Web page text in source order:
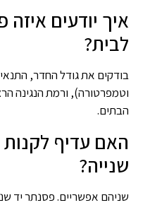
איך יודעים
לבית?
בודקים את גודל החדר,
וטמפרטורה), ורמת הנגינה
הבתים.
האם עדיף
שנייה?
שניהם אפשריים. פסנתר יד